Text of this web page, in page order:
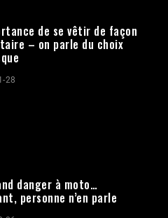
de se vêtir de façon
– on parle du choix
28
danger à moto…
personne n’en parle